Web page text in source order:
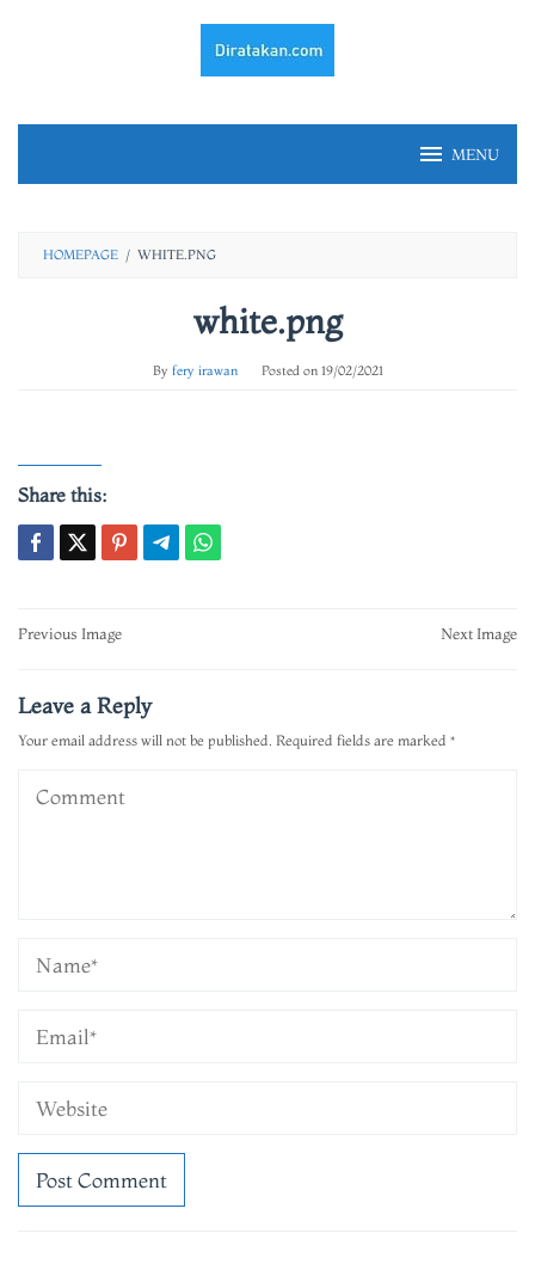
MENU
HOMEPAGE / WHITE.PNG
white.png
By fery irawan Posted on 19/02/2021
Share this:
Post
Previous Image Next Image
Leave a Reply
Your email address will not be published. Required fields are marked *